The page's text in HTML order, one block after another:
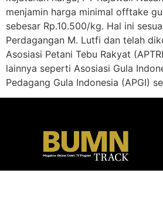
menjamin harga minimal offtake
sebesar Rp.10.500/kg. Hal ini
Perdagangan M. Lutfi dan telah
Asosiasi Petani Tebu Rakyat
lainnya seperti Asosiasi Gula
Pedagang Gula Indonesia (APGI)